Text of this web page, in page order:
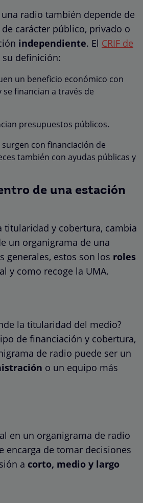
radio también depende de
carácter público, privado o
independiente. El CRIF de
su definición:
un beneficio económico con
financian a través de
presupuestos públicos.
surgen con financiación de
también con ayudas públicas y
de una estación
titularidad y cobertura, cambia
un organigrama de una
generales, estos son los roles
y como recoge la UMA.
la titularidad del medio?
de financiación y cobertura,
de radio puede ser un
o un equipo más
en un organigrama de radio
encarga de tomar decisiones
a corto, medio y largo